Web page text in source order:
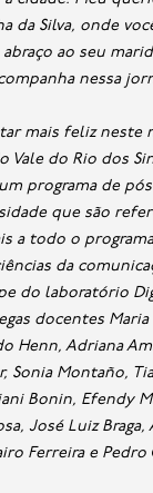
da Silva, onde
ao seu
nessa
mais feliz neste
Vale do Rio dos
programa de
que são
a todo o
da
do laboratório
docentes Maria
Henn, Adriana
Sonia Montaño,
Bonin, Efendy
José Luiz
Ferreira e